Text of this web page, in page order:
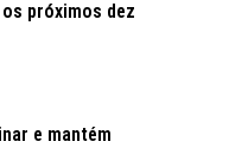
próximos dez
e mantém